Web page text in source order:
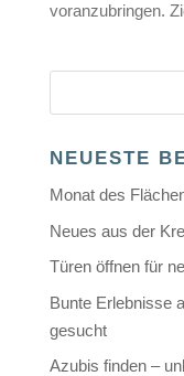
voranzubringen.
NEUESTE
Monat des
Neues aus der
Türen öffnen für
Bunte Erlebnisse
gesucht
Azubis finden –